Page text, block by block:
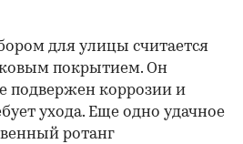
для улицы считается
покрытием. Он
подвержен коррозии и
ухода. Еще одно удачное
ротанг